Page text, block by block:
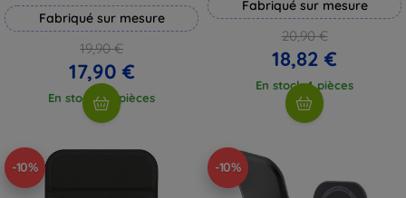
Fabriqué sur mesure
19,90 €
17,90 €
En stock > 5 pièces
Fabriqué sur mesure
20,90 €
18,82 €
En stock 4 pièces
-10% -10%